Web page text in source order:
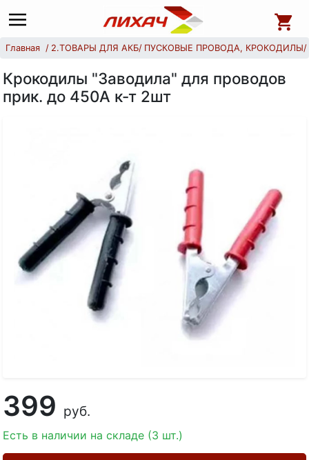
Главная 2.ТОВАРЫ ДЛЯ АКБ ПУСКОВЫЕ ПРОВОДА, КРОКОДИЛЫ
Крокодилы "Заводила" для проводов
прик. до 450А к-т 2шт
399 руб.
Есть в наличии на складе (3 шт.)